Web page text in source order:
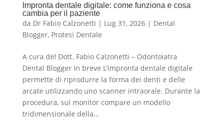
Impronta dentale digitale: come funziona e cosa
cambia per il paziente
da Dr Fabio Calzonetti | Lug 31, 2026| Dental
Blogger, Protesi Dentale
A cura del Dott. Fabio Calzonetti – Odontoiatra
Dental Blogger In breve L’impronta dentale digitale
permette di riprodurre la forma dei denti e delle
arcate utilizzando uno scanner intraorale. Durante la
procedura, sul monitor compare un modello
tridimensionale della...